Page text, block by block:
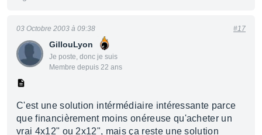
GillouLyon
Je poste, donc je suis
Membre depuis 22 ans
03 Octobre 2003 à 09:38 #17
C'est une solution intérmédiaire intéressante parce
que financièrement moins onéreuse qu'acheter un
vrai 4x12" ou 2x12", mais ça reste une solution